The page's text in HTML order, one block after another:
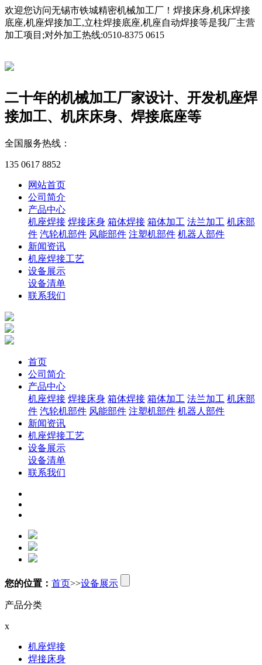
欢迎您访问无锡市铁城精密机械加工厂！焊接床身,机床焊接
底座,机座焊接加工,立柱焊接底座,机座自动焊接等是我厂主营
加工项目;对外加工热线:0510-8375 0615
二十年的机械加工厂家设计、开发机座焊
接加工、机床床身、焊接底座等
全国服务热线：
135 0617 8852
网站首页
公司简介
产品中心
机座焊接 焊接床身 箱体焊接 箱体加工 法兰加工 机床部
件 汽轮机部件 风能部件 注塑机部件 机器人部件
新闻资讯
机座焊接工艺
设备展示
设备清单
联系我们
首页
公司简介
产品中心
机座焊接 焊接床身 箱体焊接 箱体加工 法兰加工 机床部
件 汽轮机部件 风能部件 注塑机部件 机器人部件
新闻资讯
机座焊接工艺
设备展示
设备清单
联系我们
您的位置： 首页>>设备展示
产品分类
x
机座焊接
焊接床身